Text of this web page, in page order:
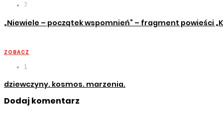
7
„Niewiele – początek wspomnień” – fragment powieści
ZOBACZ
1
dziewczyny. kosmos. marzenia.
Dodaj komentarz